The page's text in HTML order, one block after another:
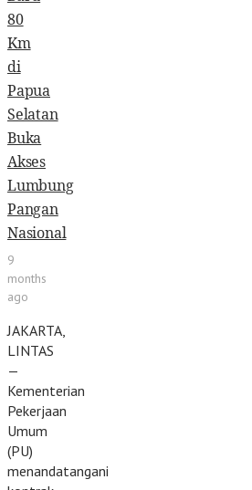
80
Km
di
Papua
Selatan
Buka
Akses
Lumbung
Pangan
Nasional
9
months
ago
JAKARTA,
LINTAS
—
Kementerian
Pekerjaan
Umum
(PU)
menandatangani